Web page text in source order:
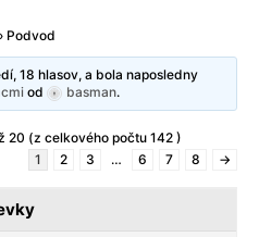
› Podvod
18 hlasov, a bola naposledny
od basman.
20 (z celkového počtu 142 )
1
2 3 … 6 7 8 →